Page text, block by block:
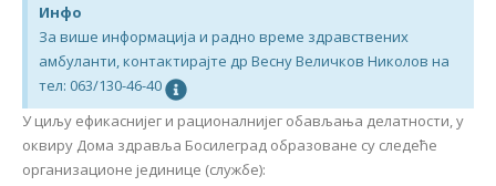
Инфо
За више информација и радно време здравствених
амбуланти, контактирајте др Весну Величков Николов на
тел: 063/130-46-40
У циљу ефикаснијег и рационалнијег обављања делатности, у
оквиру Дома здравља Босилеград образоване су следеће
организационе јединице (службе):